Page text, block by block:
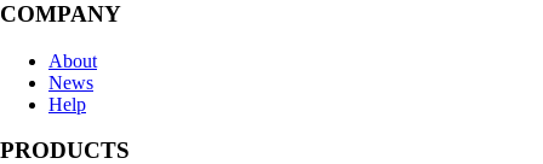
COMPANY
About
News
Help
PRODUCTS